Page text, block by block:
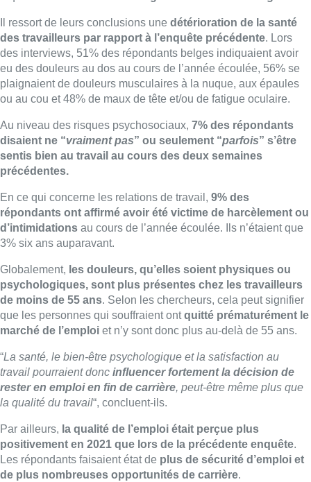
Il ressort de leurs conclusions une détérioration de la santé
des travailleurs par rapport à l’enquête précédente. Lors
des interviews, 51% des répondants belges indiquaient avoir
eu des douleurs au dos au cours de l’année écoulée, 56% se
plaignaient de douleurs musculaires à la nuque, aux épaules
ou au cou et 48% de maux de tête et/ou de fatigue oculaire.
Au niveau des risques psychosociaux, 7% des répondants
disaient ne “vraiment pas” ou seulement “parfois” s’être
sentis bien au travail au cours des deux semaines
précédentes.
En ce qui concerne les relations de travail, 9% des
répondants ont affirmé avoir été victime de harcèlement ou
d’intimidations au cours de l’année écoulée. Ils n’étaient que
3% six ans auparavant.
Globalement, les douleurs, qu’elles soient physiques ou
psychologiques, sont plus présentes chez les travailleurs
de moins de 55 ans. Selon les chercheurs, cela peut signifier
que les personnes qui souffraient ontquitté prématurément le
marché de l’emploi et n’y sont donc plus au-delà de 55 ans.
“La santé, le bien-être psychologique et la satisfaction au
travail pourraient donc influencer fortement la décision de
rester en emploi en fin de carrière, peut-être même plus que
la qualité du travail“, concluent-ils.
Par ailleurs, la qualité de l’emploi était perçue plus
positivement en 2021 que lors de la précédente enquête.
Les répondants faisaient état de plus de sécurité d’emploi et
de plus nombreuses opportunités de carrière.